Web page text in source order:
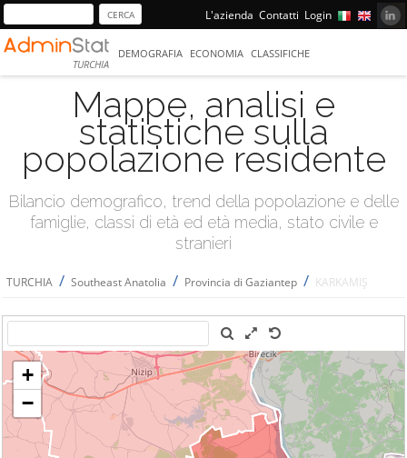
L'azienda Contatti Login
TURCHIA
DEMOGRAFIA ECONOMIA CLASSIFICHE
Mappe, analisi e
statistiche sulla
popolazione residente
Bilancio demografico, trend della popolazione e delle
famiglie, classi di età ed età media, stato civile e
stranieri
TURCHIA / Southeast Anatolia / Provincia di Gaziantep / KARKAMIŞ